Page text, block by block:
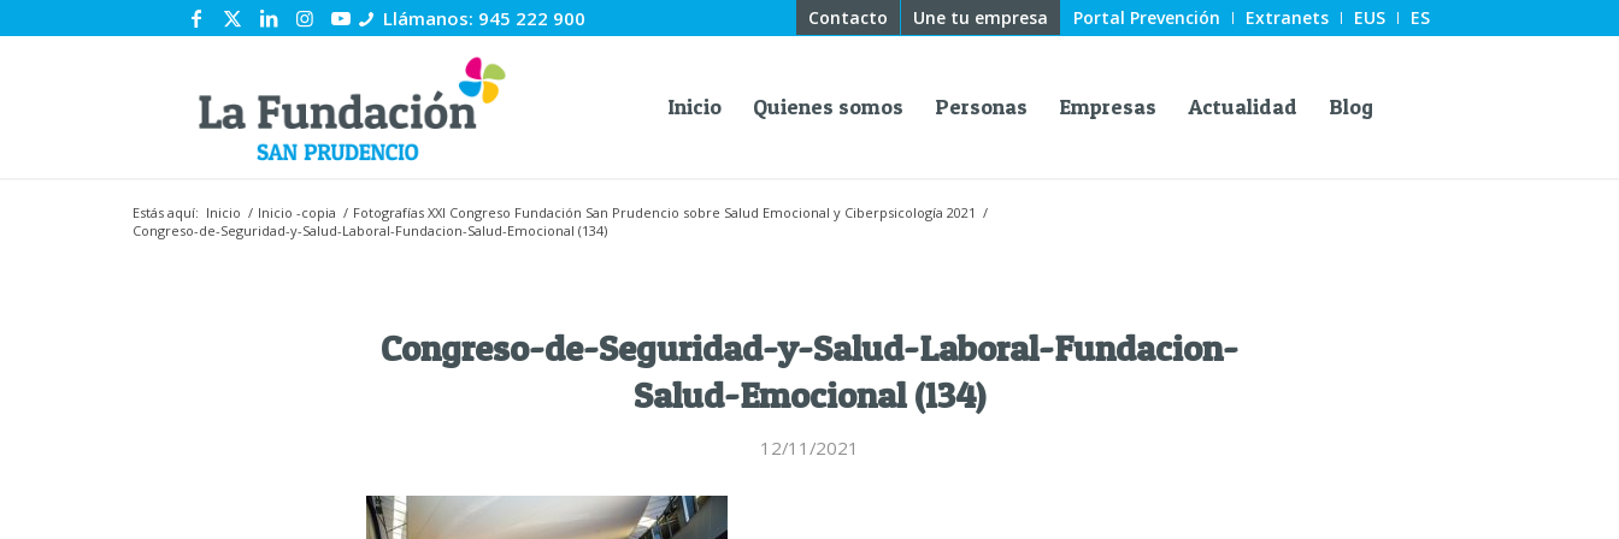
Contacto Une tu empresa Portal Prevención Extranets EUS ES
Llámanos: 945 222 900
Inicio Quienes somos Personas Empresas Actualidad Blog
Estás aquí: Inicio / Inicio -copia / Fotografías XXI Congreso Fundación San Prudencio sobre Salud Emocional y Ciberpsicología 2021 /
Congreso-de-Seguridad-y-Salud-Laboral-Fundacion-Salud-Emocional (134)
Congreso-de-Seguridad-y-Salud-Laboral-Fundacion-
Salud-Emocional (134)
12/11/2021